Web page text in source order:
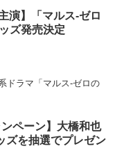
演】「マルス-ゼロ
ズ発売決定
ドラマ「マルス-ゼロの
ンペーン】大橋和也
ズを抽選でプレゼン